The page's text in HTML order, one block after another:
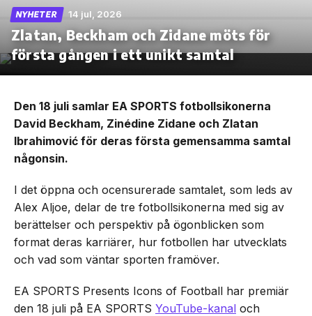
NYHETER 14 jul, 2026
Zlatan, Beckham och Zidane möts för
första gången i ett unikt samtal
Den 18 juli samlar EA SPORTS fotbollsikonerna
David Beckham, Zinédine Zidane och Zlatan
Ibrahimović för deras första gemensamma samtal
någonsin.
I det öppna och ocensurerade samtalet, som leds av
Alex Aljoe, delar de tre fotbollsikonerna med sig av
berättelser och perspektiv på ögonblicken som
format deras karriärer, hur fotbollen har utvecklats
och vad som väntar sporten framöver.
EA SPORTS Presents Icons of Football har premiär
den 18 juli på EA SPORTS YouTube-kanal och